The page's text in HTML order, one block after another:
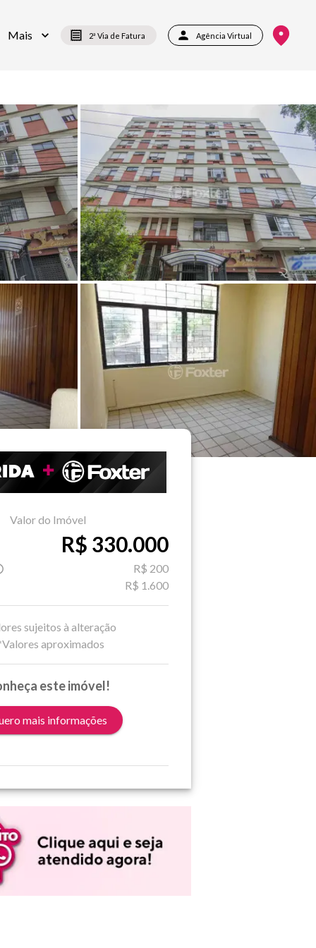
Mais 2ª Via de Fatura Agência Virtual
Valor do Imóvel
R$ 330.000
R$ 200
R$ 1.600
sujeitos à alteração
aproximados
este imóvel!
mais informações